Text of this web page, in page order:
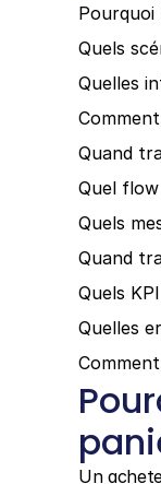
Pourquoi
Quels
Quelles
Quand
Quel
Quels
Quand
Quels
Quelles
Un